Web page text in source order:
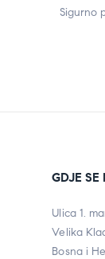
Sigurno
GDJE
Ulica 1.
Velika
Bosna i